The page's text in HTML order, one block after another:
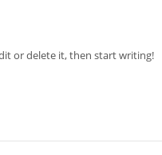
or delete it, then start writing!